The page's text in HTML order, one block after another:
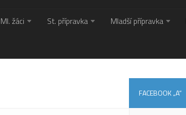
Ml. žáci St. přípravka Mladší přípravka
FACEBOOK „A“